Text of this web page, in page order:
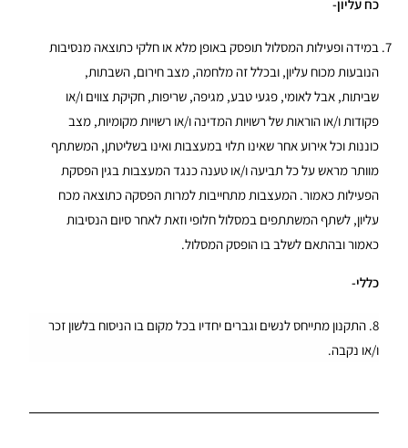
כח עליון-
במידה ופעילות המסלול תופסק באופן מלא או חלקי כתוצאה מנסיבות
הנובעות מכוח עליון, ובכלל זה מלחמה, מצב חירום, השבתות,
שביתות, אבל לאומי, פגעי טבע, מגיפה, שריפות, חקיקת צווים ו/או
פקודות ו/או הוראות של רשויות המדינה ו/או רשויות מקומיות, מצב
כוננות וכל אירוע אחר שאינו תלוי במעצבות ואינו בשליטתן, המשתתף
מוותר מראש על כל תביעה ו/או טענה כנגד המעצבות בגין הפסקת
הפעילות כאמור. המעצבות מתחייבות למרות הפסקה כתוצאה מכח
עליון, לשתף המשתתפים במסלול חלופי וזאת לאחר סיום הנסיבות
כאמור ובהתאם לשלב בו הופסק המסלול.
כללי-
8. התקנון מתייחס לנשים וגברים יחדיו בכל מקום בו הניסוח בלשון זכר
ו/או נקבה.